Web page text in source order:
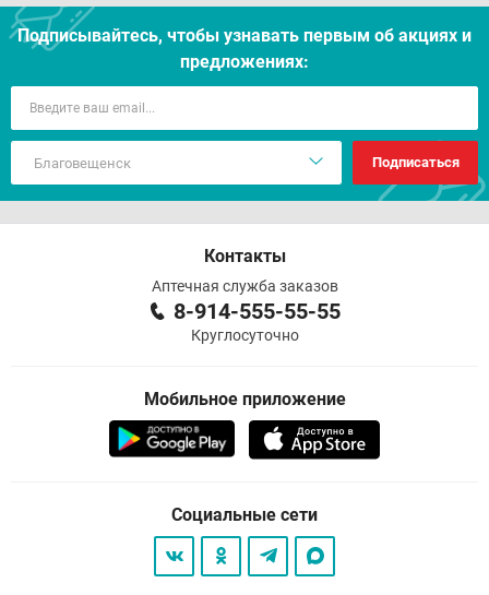
Подписывайтесь, чтобы узнавать первым об акцияx и
предложениях:
Подписаться
Контакты
Аптечная служба заказов
8-914-555-55-55
Круглосуточно
Мобильное приложение
Социальные сети